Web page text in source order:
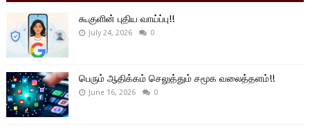
கூகுளின் புதிய வாய்ப்பு!!
July 24, 2026 0
பெரும் ஆதிக்கம் செலுத்தும் சமூக வலைத்தளம்!!
June 16, 2026 0